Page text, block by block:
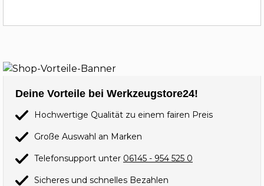
Deine Vorteile bei Werkzeugstore24!
Hochwertige Qualität zu einem fairen Preis
Große Auswahl an Marken
Telefonsupport unter 06145 - 954 525 0
Sicheres und schnelles Bezahlen